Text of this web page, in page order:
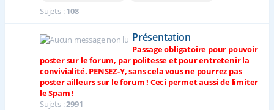
Sujets :108
Présentation
Passage obligatoire pour pouvoir
poster sur le forum, par politesse et pour entretenir la
convivialité. PENSEZ-Y, sans cela vous ne pourrez pas
poster ailleurs sur le forum ! Ceci permet aussi de limiter
le Spam !
Sujets :2991